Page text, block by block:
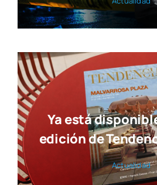
Ya está
edición de
Actua­li­dad